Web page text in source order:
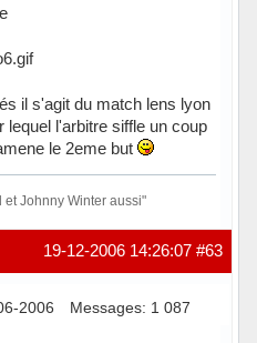
il s'agit du match lens lyon
lequel l'arbitre siffle un coup
le 2eme but
Johnny Winter aussi"
#63
19-12-2006 14:26:07
2006 Messages: 1 087